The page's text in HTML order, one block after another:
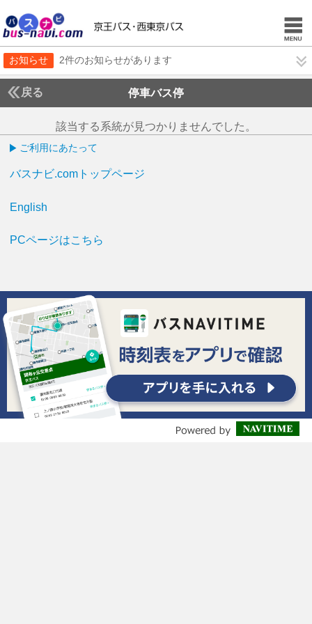
お知らせ 2件のお知らせがあります
戻る 停車バス停
該当する系統が見つかりませんでした。
ご利用にあたって
バスナビ.comトップページ
English
PCページはこちら